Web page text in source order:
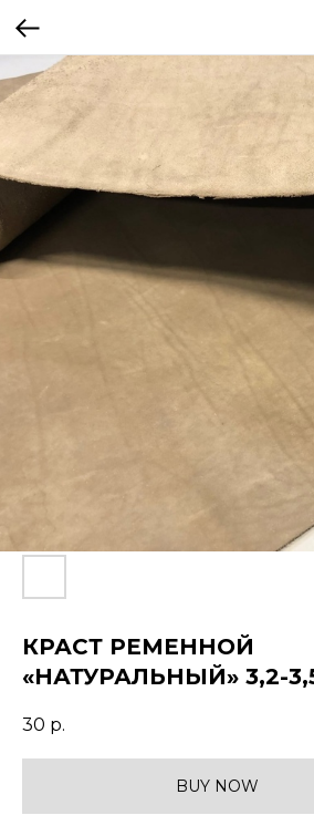
КРАСТ РЕМЕННОЙ
«НАТУРАЛЬНЫЙ» 3,2-
30 р.
BUY NOW